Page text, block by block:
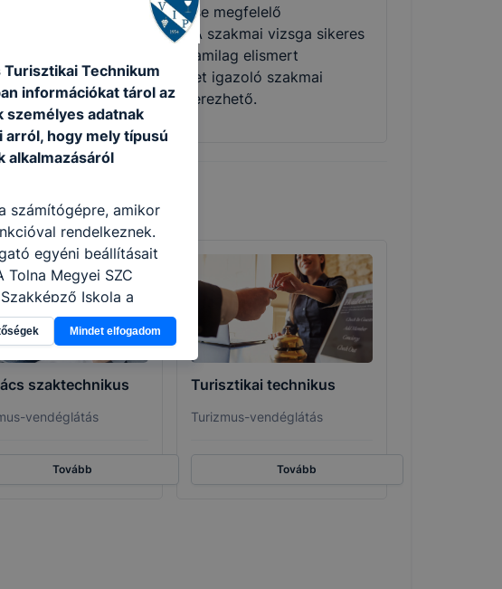
munkaszerződése megfelelő
módosításával. A szakmai vizsga sikeres
teljesítésével államilag elismert
szakképzettséget igazoló szakmai
bizonyítvány szerezhető.
szaktechnikus
vendéglátás
Tovább
Turisztikai technikus
Turizmus-vendéglátás
Tovább
Turisztikai Technikum
információkat tárol az
személyes adatnak
arról, hogy mely típusú
alkalmazásáról
számítógépre, amikor
rendelkeznek.
egyéni beállításait
Megyei SZC
Iskola a
azzal
hogy a
így megtudhatjuk,
ha ismét meglátogatja
k beállításának a
figyelmét, hogy
nem
vagy a honlap a
Mindet elfogadom